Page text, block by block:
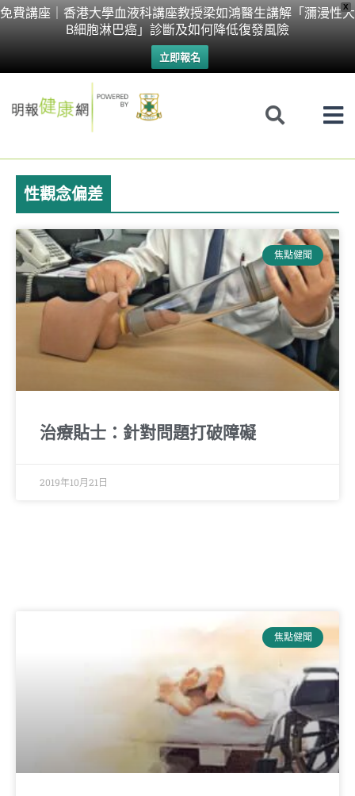
X
免費講座｜香港大學血液科講座教授梁如鴻醫生講解「瀰漫性大
B細胞淋巴癌」診斷及如何降低復發風險
立即報名
Skip
性觀念偏差
焦點健聞
治療貼士：針對問題打破障礙
2019年10月21日
焦點健聞